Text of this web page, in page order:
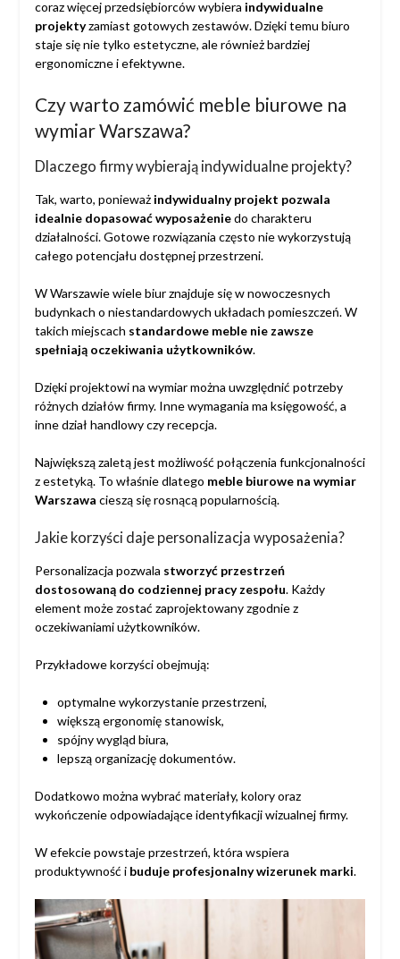
coraz więcej przedsiębiorców wybiera indywidualne
projektyzamiast gotowych zestawów. Dzięki temu biuro
staje się nie tylko estetyczne, ale również bardziej
ergonomiczne i efektywne.
Czy warto zamówić meble biurowe na
wymiar Warszawa?
Dlaczego firmy wybierają indywidualne projekty?
Tak, warto, ponieważ indywidualny projekt pozwala
idealnie dopasować wyposażeniedo charakteru
działalności. Gotowe rozwiązania często nie wykorzystują
całego potencjału dostępnej przestrzeni.
W Warszawie wiele biur znajduje się w nowoczesnych
budynkach o niestandardowych układach pomieszczeń. W
takich miejscach standardowe meble nie zawsze
spełniają oczekiwania użytkowników.
Dzięki projektowi na wymiar można uwzględnić potrzeby
różnych działów firmy. Inne wymagania ma księgowość, a
inne dział handlowy czy recepcja.
Największą zaletą jest możliwość połączenia funkcjonalności
z estetyką. To właśnie dlatego meble biurowe na wymiar
Warszawa cieszą się rosnącą popularnością.
Jakie korzyści daje personalizacja wyposażenia?
Personalizacja pozwala stworzyć przestrzeń
dostosowaną do codziennej pracy zespołu. Każdy
element może zostać zaprojektowany zgodnie z
oczekiwaniami użytkowników.
Przykładowe korzyści obejmują:
optymalne wykorzystanie przestrzeni,
większą ergonomię stanowisk,
spójny wygląd biura,
lepszą organizację dokumentów.
Dodatkowo można wybrać materiały, kolory oraz
wykończenie odpowiadające identyfikacji wizualnej firmy.
W efekcie powstaje przestrzeń, która wspiera
produktywność i buduje profesjonalny wizerunek marki.